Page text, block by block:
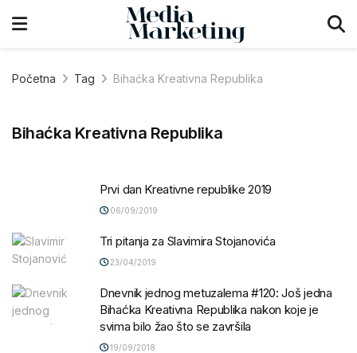
Početna Tag Bihaćka Kreativna Republika
Bihaćka Kreativna Republika
Prvi dan Kreativne republike 2019
06/09/2019
Tri pitanja za Slavimira Stojanovića
23/04/2019
Dnevnik jednog metuzalema #120: Još jedna
Bihaćka Kreativna Republika nakon koje je
svima bilo žao što se završila
19/09/2018